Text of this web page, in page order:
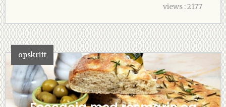
views : 2177
opskrift